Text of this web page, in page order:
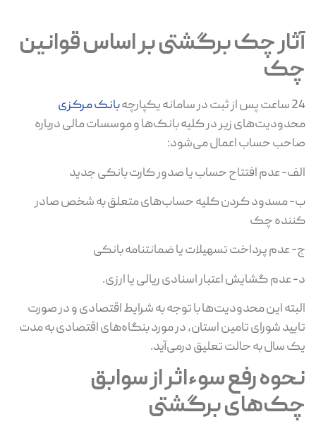
آثار چک برگشتی بر اساس قوانین
چک
24 ساعت پس از ثبت در سامانه یکپارچه
بانک مرکزی
محدودیت‌های زیر در کلیه بانک‌ها و موسسات مالی درباره
صاحب حساب اعمال می‌شود:
الف- عدم افتتاح حساب یا صدور کارت بانکی جدید
ب- مسدود کردن کلیه حسا‌ب‌های متعلق به شخص صادر
کننده چک
ج- عدم پرداخت تسهیلات یا ضمانتنامه بانکی
د- عدم گشایش اعتبار اسنادی ریالی یا ارزی.
البته این محدودیت‌ها با توجه به شرایط اقتصادی و در صورت
تایید شورای تامین استان، در مورد بنگاه‌های اقتصادی به مدت
یک سال به حالت تعلیق درمی‌آید.
نحوه رفع سوءاثر از سوابق
چک‌های برگشتی